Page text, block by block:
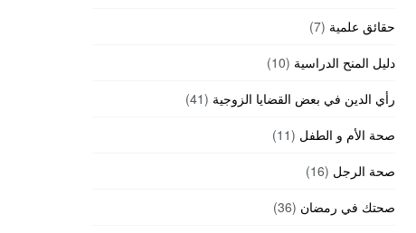
حقائق علمية (7)
دليل المنح الدراسية (10)
رأي الدين في بعض القضايا الزوجية (41)
صحة الأم و الطفل (11)
صحة الرجل (16)
صحتك في رمضان (36)